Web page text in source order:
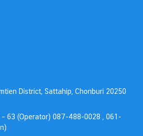
District, Sattahip, Chonburi 20250
63 (Operator) 087-488-0028 , 061-